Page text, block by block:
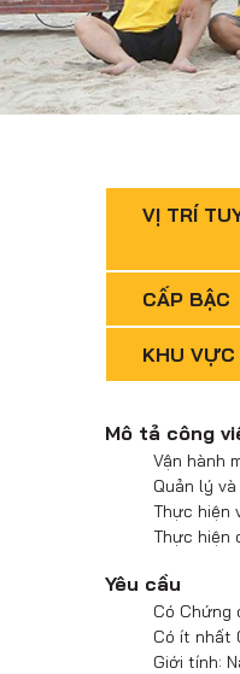
VỊ TRÍ
CẤP BẬC
KHU VỰC
Mô tả công
Vận hành
Quản lý
Thực hiện
Thực hiện
Yêu cầu
Có Chứng
Có ít nhất
Giới tính: